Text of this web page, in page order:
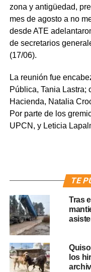
zona y antigüedad,
mes de agosto a no
desde ATE
de secretarios
(17/06).
La reunión fue
Pública, Tania Lastra;
Hacienda, Natalia
Por parte de los
UPCN, y Leticia
TE
Tras
los